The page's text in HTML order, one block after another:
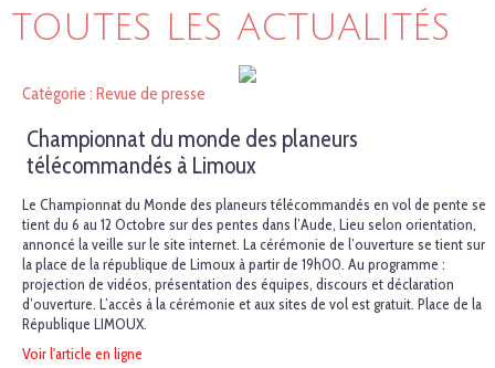
TOUTES LES ACTUALITÉS
Catégorie : Revue de presse
Championnat du monde des planeurs
télécommandés à Limoux
Le Championnat du Monde des planeurs télécommandés en vol de pente se
tient du 6 au 12 Octobre sur des pentes dans l’Aude, Lieu selon orientation,
annoncé la veille sur le site internet. La cérémonie de l’ouverture se tient sur
la place de la république de Limoux à partir de 19h00. Au programme :
projection de vidéos, présentation des équipes, discours et déclaration
d’ouverture. L’accès à la cérémonie et aux sites de vol est gratuit. Place de la
République LIMOUX.
Voir l'article en ligne